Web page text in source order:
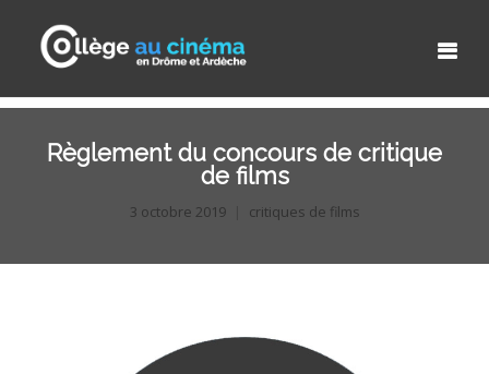
Règlement du concours de critique
de films
3 octobre 2019 critiques de films